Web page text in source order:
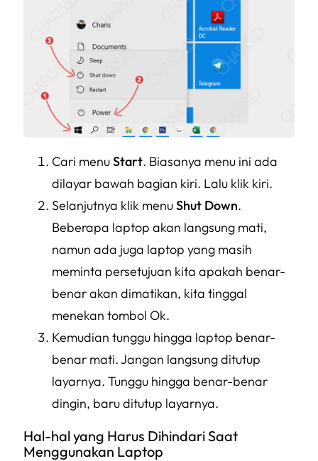
Cari menuStart. Biasanya menu ini ada
dilayar bawah bagian kiri. Lalu klik kiri.
Selanjutnya klik menuShut Down.
Beberapa laptop akan langsung mati,
namun ada juga laptop yang masih
meminta persetujuan kita apakah benar-
benar akan dimatikan, kita tinggal
menekan tombol Ok.
Kemudian tunggu hingga laptop benar-
benar mati. Jangan langsung ditutup
layarnya. Tunggu hingga benar-benar
dingin, baru ditutup layarnya.
Hal-hal yang Harus Dihindari Saat
Menggunakan Laptop